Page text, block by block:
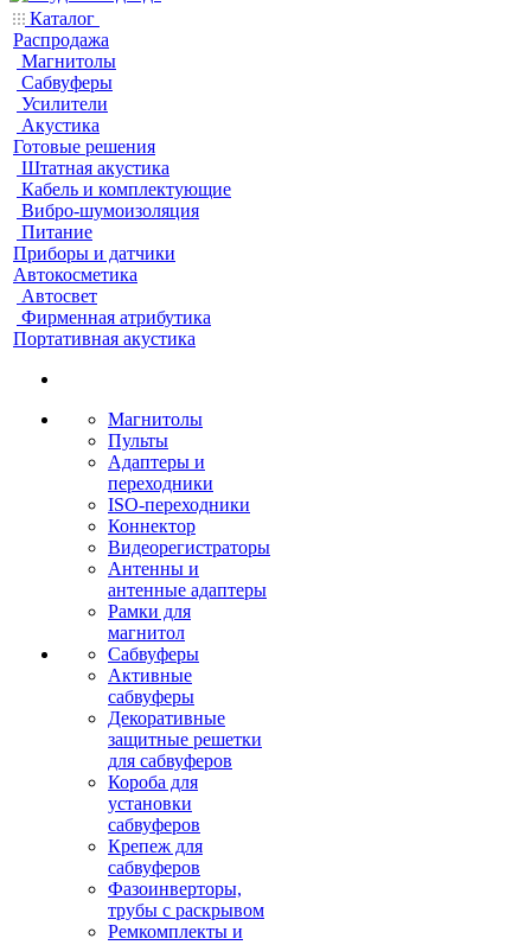
Каталог
Распродажа
Магнитолы
Сабвуферы
Усилители
Акустика
Готовые решения
Штатная акустика
Кабель и комплектующие
Вибро-шумоизоляция
Питание
Приборы и датчики
Автокосметика
Автосвет
Фирменная атрибутика
Портативная акустика
Магнитолы
Пульты
Адаптеры и
переходники
ISO-переходники
Коннектор
Видеорегистраторы
Антенны и
антенные адаптеры
Рамки для
магнитол
Сабвуферы
Активные
сабвуферы
Декоративные
защитные решетки
для сабвуферов
Короба для
установки
сабвуферов
Крепеж для
сабвуферов
Фазоинверторы,
трубы с раскрывом
Ремкомплекты и